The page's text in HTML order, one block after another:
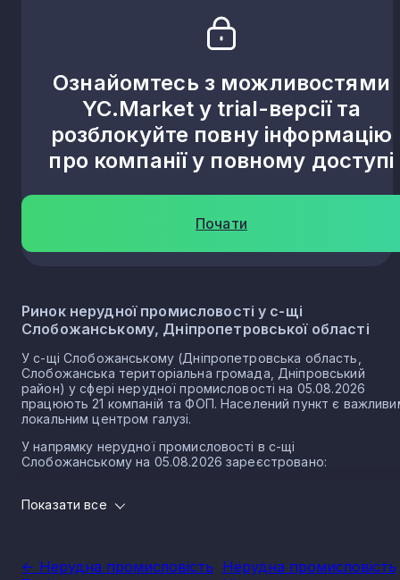
Ознайомтесь з можливостями
YC.Market у trial-версії та
розблокуйте повну інформацію
про компанії у повному доступі
Почати
Ринок нерудної промисловості у с-щі
Слобожанському, Дніпропетровської області
У с-щі Слобожанському (Дніпропетровська область,
Слобожанська територіальна громада, Дніпровський
район) у сфері нерудної промисловості на 05.08.2026
працюють 21 компаній та ФОП. Населений пункт є
локальним центром галузі.
У напрямку нерудної промисловості в с-щі
Слобожанському на 05.08.2026 зареєстровано:
2 ФОП
напрямком нерудної промисловості
Показати все
<- Нерудна промисловість Нерудна промисловість